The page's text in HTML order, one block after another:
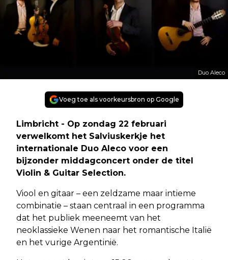
Duo Aleco
Voeg toe als voorkeursbron op Google
Limbricht - Op zondag 22 februari
verwelkomt het Salviuskerkje het
internationale Duo Aleco voor een
bijzonder middagconcert onder de titel
Violin & Guitar Selection.
Viool en gitaar – een zeldzame maar intieme
combinatie – staan centraal in een programma
dat het publiek meeneemt van het
neoklassieke Wenen naar het romantische Italië
en het vurige Argentinië.